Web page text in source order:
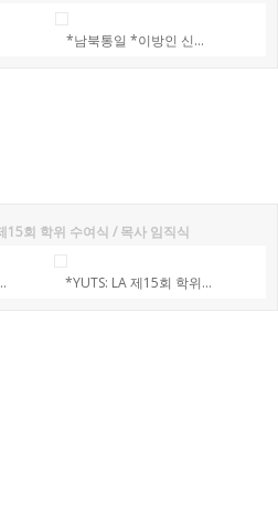
*남북통일 *이방인 신...
15회 학위 수여식 / 목사 임직식
*YUTS: LA 제15회 학위...